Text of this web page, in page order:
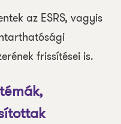
az ESRS, vagyis
frissítései is.